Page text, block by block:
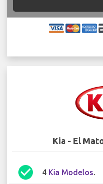
Kia - El
check_circle 4 Kia Modelos.